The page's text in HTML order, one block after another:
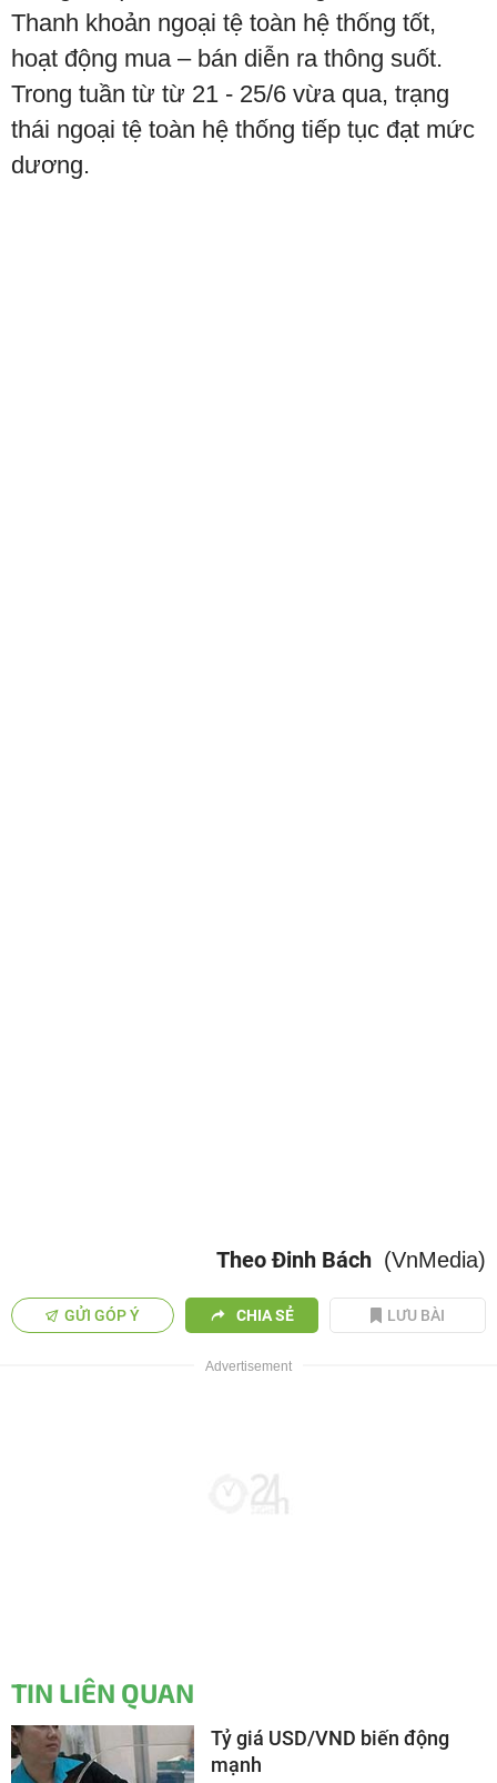
Thanh khoản ngoại tệ toàn hệ thống tốt,
hoạt động mua – bán diễn ra thông suốt.
Trong tuần từ từ 21 - 25/6 vừa qua, trạng
thái ngoại tệ toàn hệ thống tiếp tục đạt mức
dương.
Theo Đinh Bách (VnMedia)
GỬI GÓP Ý CHIA SẺ LƯU BÀI
TIN LIÊN QUAN
Tỷ giá USD/VND biến động
mạnh